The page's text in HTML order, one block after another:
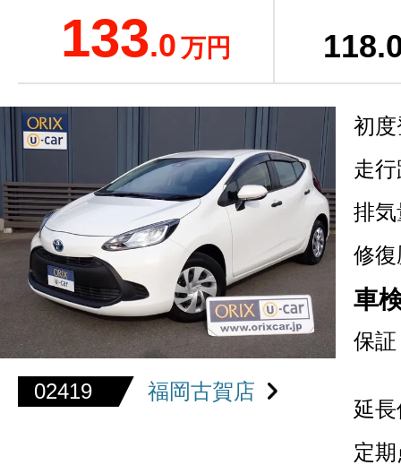
133.0万円 118
02419 福岡古賀店
初
走
排気
修復
車
保証
延
定